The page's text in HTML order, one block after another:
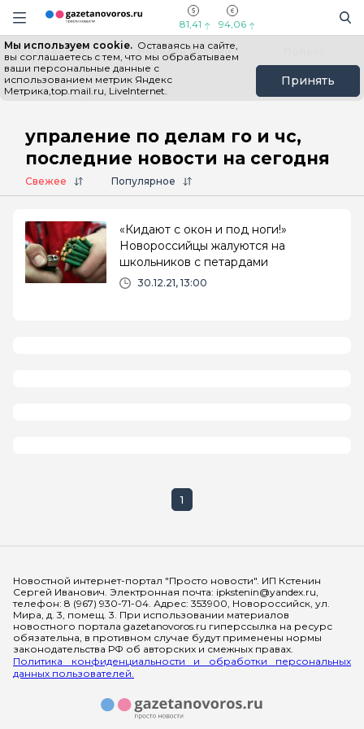
Информационный портал "ГазетаНоворос.ру"
Навигация сайта
81,41 94,06
Мы используем cookie. Оставаясь на сайте,
вы соглашаетесь с тем, что мы обрабатываем
ваши персональные данные с
использованием метрик Яндекс
Метрика,top.mail.ru, LiveInternet.
Принять
Все новости Новости России
Главная
упраление по делам го и чс,
последние новости на сегодня
Свежее Популярное
«Кидают с окон и под ноги!»
Новороссийцы жалуются на
школьников с петардами
30.12.21, 13:00
1
Новостной интернет-портал "Просто новости". ИП Кстенин
Сергей Иванович. Электронная почта: ipkstenin@yandex.ru,
телефон: 8 (967) 930-71-04. Адрес: 353900, Новороссийск, ул.
Мира, д. 3, помещ. 3. При использовании материалов
новостного портала gazetanovoros.ru гиперссылка на ресурс
обязательна, в противном случае будут применены нормы
законодательства РФ об авторских и смежных правах.
Политика конфиденциальности и обработки персональных
данных пользователей.